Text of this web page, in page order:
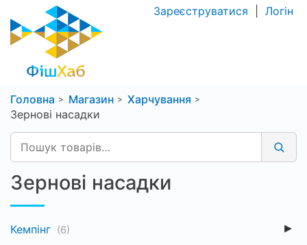
Зареєструватися Логін
Головна Магазин
Харчування
Зернові насадки
Зернові насадки
Кемпінг (6)